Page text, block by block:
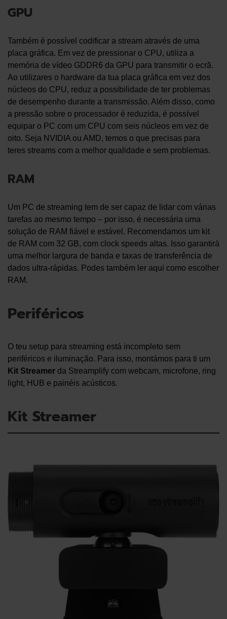
GPU
Também é possível codificar a stream através de uma
placa gráfica. Em vez de pressionar o CPU, utiliza a
memória de vídeo GDDR6 da GPU para transmitir o ecrã.
Ao utilizares o hardware da tua placa gráfica em vez dos
núcleos do CPU, reduz a possibilidade de ter problemas
de desempenho durante a transmissão. Além disso, como
a pressão sobre o processador é reduzida, é possível
equipar o PC com um CPU com seis núcleos em vez de
oito. Seja NVIDIA ou AMD, temos o que precisas para
teres streams com a melhor qualidade e sem problemas.
RAM
Um PC de streaming tem de ser capaz de lidar com várias
tarefas ao mesmo tempo – por isso, é necessária uma
solução de RAM fiável e estável. Recomendamos um kit
de RAM com 32 GB, com clock speeds altas. Isso garantirá
uma melhor largura de banda e taxas de transferência de
dados ultra-rápidas. Podes também ler aqui como escolher
RAM.
Periféricos
O teu setup para streaming está incompleto sem
periféricos e iluminação. Para isso, montámos para ti um
Kit Streamer da Streamplify com webcam, microfone, ring
light, HUB e painéis acústicos.
Kit Streamer